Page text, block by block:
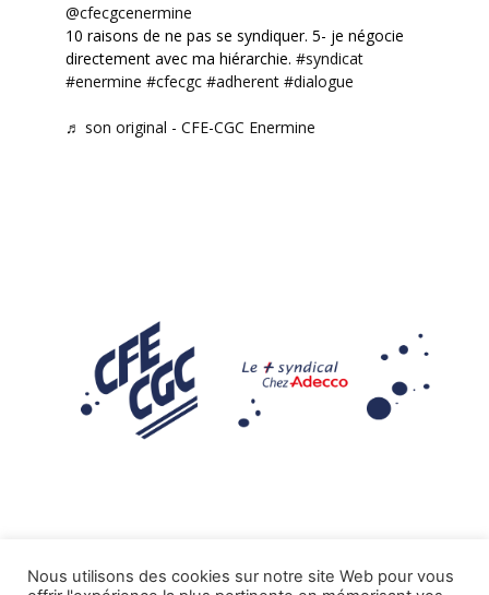
@cfecgcenermine
10 raisons de ne pas se syndiquer. 5- je négocie
directement avec ma hiérarchie. #syndicat
#enermine #cfecgc #adherent #dialogue
♬ son original - CFE-CGC Enermine
Nous utilisons des cookies sur notre site Web pour vous